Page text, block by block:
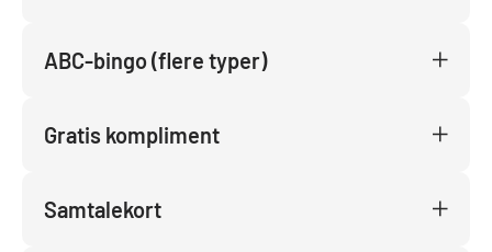
ABC-bingo (flere typer)
Gratis kompliment
Samtalekort